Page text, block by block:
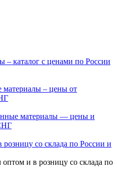
– каталог с ценами по России
материалы – цены от
материалы — цены и
со склада по России и
и в розницу со склада по